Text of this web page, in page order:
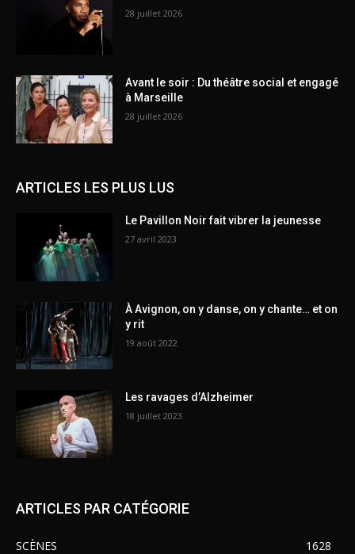
28 juillet 2026
Avant le soir : Du théâtre social et engagé
à Marseille
28 juillet 2026
ARTICLES LES PLUS LUS
Le Pavillon Noir fait vibrer la jeunesse
27 avril 2023
À Avignon, on y danse, on y chante… et on
y rit
19 août 2022
Les ravages d’Alzheimer
18 juillet 2023
ARTICLES PAR CATÉGORIE
SCÈNES
1628